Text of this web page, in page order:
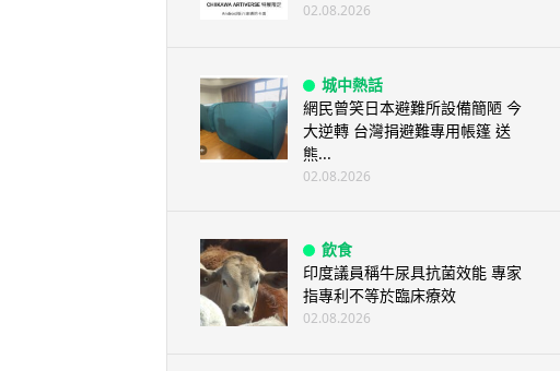
02.08.2026
城中熱話
網民曾笑日本避難所設備簡陋 今
大逆轉 台灣捐避難專用帳篷 送
熊...
02.08.2026
飲食
印度議員稱牛尿具抗菌效能 專家
指專利不等於臨床療效
02.08.2026